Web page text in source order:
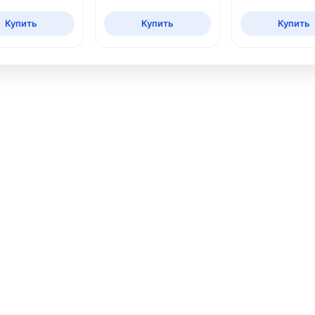
Купить Купить Купить